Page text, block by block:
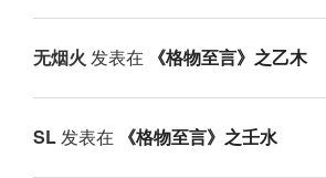
无烟火 发表在 《格物至言》之乙木
SL发表在 《格物至言》之壬水